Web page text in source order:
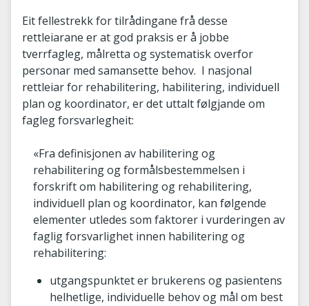
Eit fellestrekk for tilrådingane frå desse
rettleiarane er at god praksis er å jobbe
tverrfagleg, målretta og systematisk overfor
personar med samansette behov. I nasjonal
rettleiar for rehabilitering, habilitering, individuell
plan og koordinator, er det uttalt følgjande om
fagleg forsvarlegheit:
«Fra definisjonen av habilitering og
rehabilitering og formålsbestemmelsen i
forskrift om habilitering og rehabilitering,
individuell plan og koordinator, kan følgende
elementer utledes som faktorer i vurderingen av
faglig forsvarlighet innen habilitering og
rehabilitering:
utgangspunktet er brukerens og pasientens
helhetlige, individuelle behov og mål om best